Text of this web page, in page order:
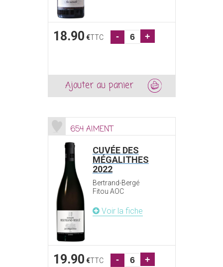
18.90 €TTC - +
Ajouter au panier
654 AIMENT
CUVÉE DES
MÉGALITHES
2022
Bertrand-Bergé
Fitou AOC
Voir la fiche
19.90 €TTC - +